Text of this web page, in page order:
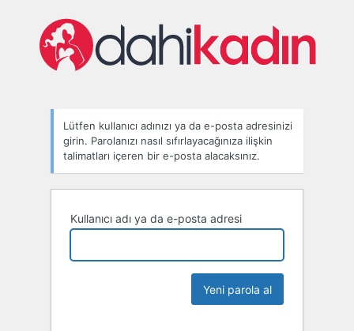
Lütfen kullanıcı adınızı ya da e-posta adresinizi
girin. Parolanızı nasıl sıfırlayacağınıza ilişkin
talimatları içeren bir e-posta alacaksınız.
Kullanıcı adı ya da e-posta adresi